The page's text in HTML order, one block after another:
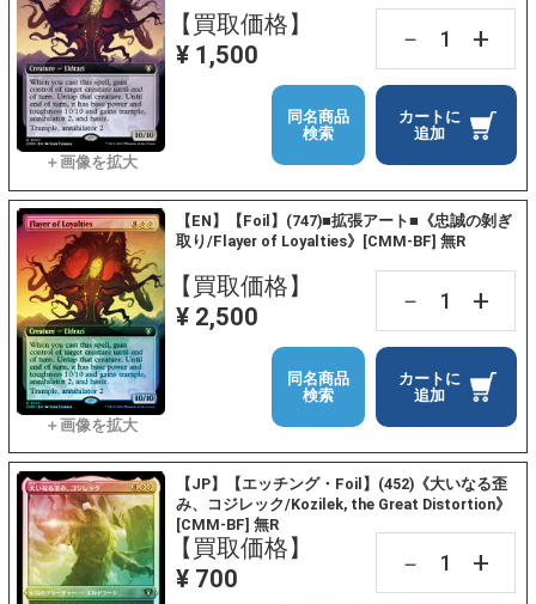
【買取価格】
¥ 1,500
－ +
カートに
追加
同名商品
検索
【EN】【Foil】(747)■拡張アート■《忠誠の剝ぎ
取り/Flayer of Loyalties》[CMM-BF] 無R
【買取価格】
¥ 2,500
－ +
カートに
追加
同名商品
検索
【JP】【エッチング・Foil】(452)《大いなる歪
み、コジレック/Kozilek, the Great Distortion》
[CMM-BF] 無R
【買取価格】
¥ 700
－ +